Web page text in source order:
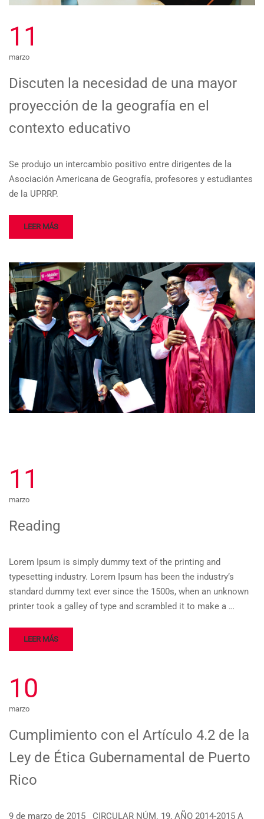
11
marzo
Discuten la necesidad de una mayor
proyección de la geografía en el
contexto educativo
Se produjo un intercambio positivo entre dirigentes de la
Asociación Americana de Geografía, profesores y estudiantes
de la UPRRP.
LEER MÁS
11
marzo
Reading
Lorem Ipsum is simply dummy text of the printing and
typesetting industry. Lorem Ipsum has been the industry’s
standard dummy text ever since the 1500s, when an unknown
printer took a galley of type and scrambled it to make a …
LEER MÁS
10
marzo
Cumplimiento con el Artículo 4.2 de la
Ley de Ética Gubernamental de Puerto
Rico
9 de marzo de 2015 CIRCULAR NÚM. 19, AÑO 2014-2015 A